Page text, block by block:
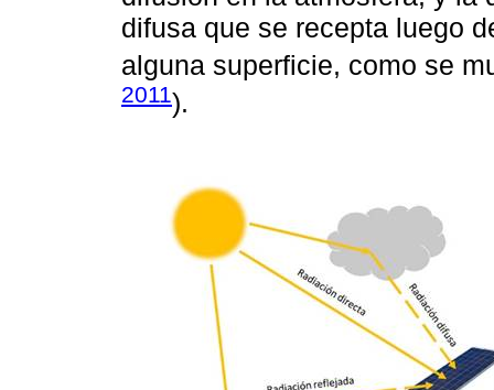
difusa que se recepta luego
alguna superficie, como se
2011).